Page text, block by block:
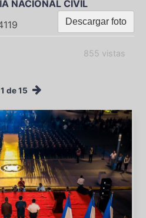
NACIONAL CIVIL
Descargar foto
855 vistas
1 de 15